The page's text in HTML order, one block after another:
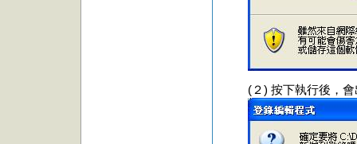
(２) 按下執行後，